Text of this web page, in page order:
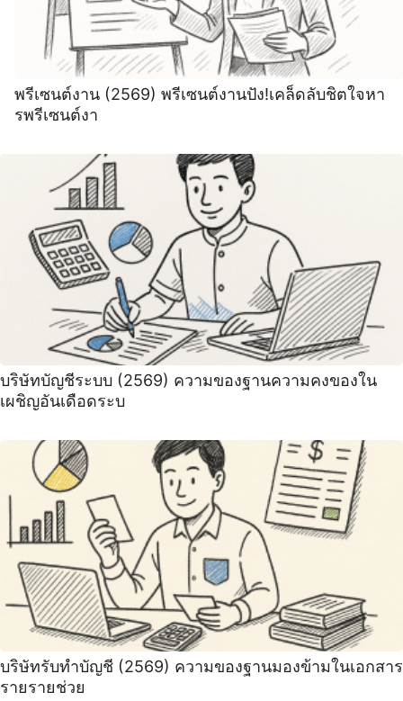
พรีเซนต์งาน (2569) พรีเซนต์งานปัง!เคล็ดลับชิตใจหา
รพรีเซนต์งา
บริษัทบัญชีระบบ (2569) ความของฐานความคงของใน
เผชิญอันเดือดระบ
บริษัทรับทําบัญชี (2569) ความของฐานมองข้ามในเอกสาร
รายรายช่วย